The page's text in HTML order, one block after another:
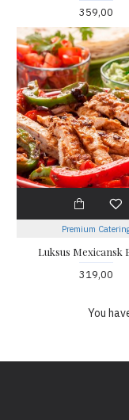
359,00
Premium
Luksus Mexicansk
319,00
You